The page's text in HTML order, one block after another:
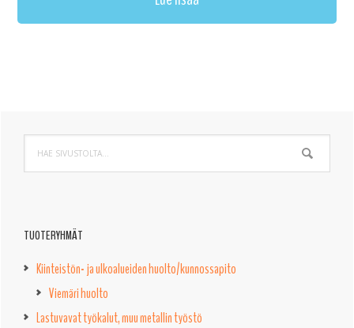
Ensisijainen
sivupalkki
sivustolta...
TUOTERYHMÄT
Kiinteistön- ja ulkoalueiden huolto/kunnossapito
Viemäri huolto
Lastuvavat työkalut, muu metallin työstö